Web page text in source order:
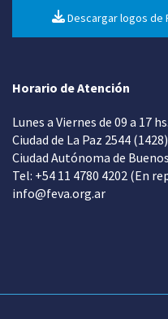
Descargar logos de
Horario de Atención
Lunes a Viernes de 09 a 17 hs.
Ciudad de La Paz 2544
Ciudad Autónoma de
Tel: +54 11 4780 4202 (En
info@feva.org.ar